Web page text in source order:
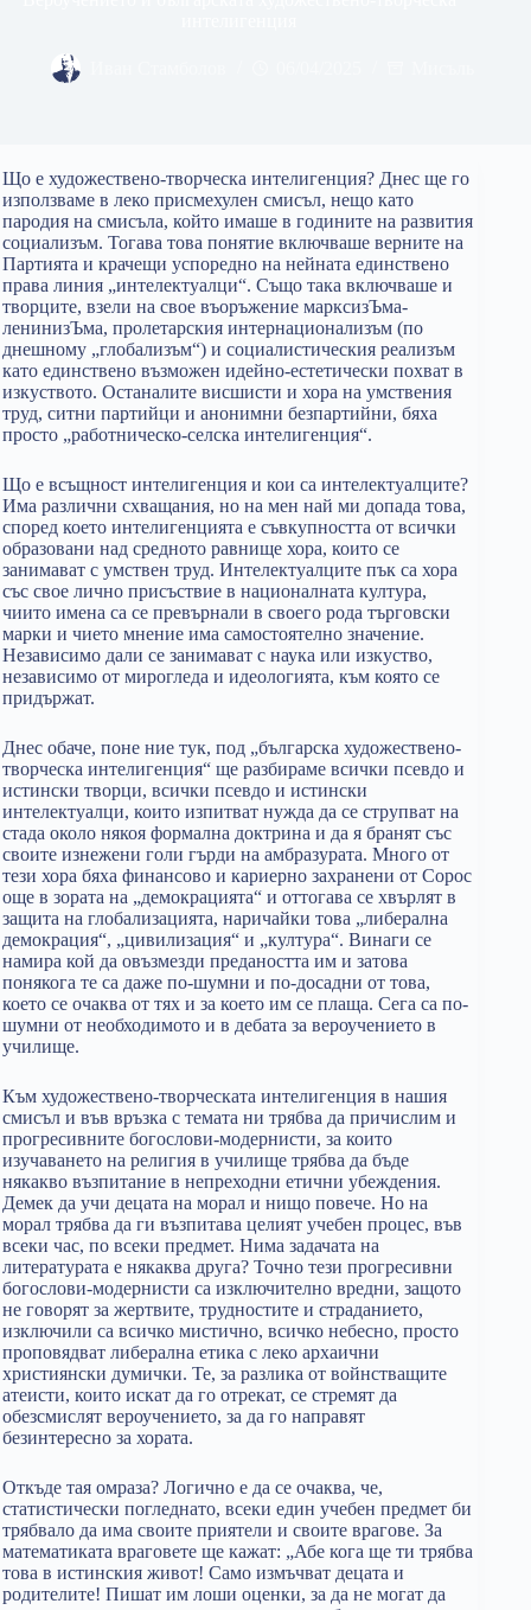
Що е художествено-творческа интелигенция? Днес ще го
използваме в леко присмехулен смисъл, нещо като
пародия на смисъла, който имаше в годините на развития
социализъм. Тогава това понятие включваше верните на
Партията и крачещи успоредно на нейната единствено
права линия „интелектуалци“. Също така включваше и
творците, взели на свое въоръжение марксизЪма-
ленинизЪма, пролетарския интернационализъм (по
днешному „глобализъм“) и социалистическия реализъм
като единствено възможен идейно-естетически похват в
изкуството. Останалите висшисти и хора на умствения
труд, ситни партийци и анонимни безпартийни, бяха
просто „работническо-селска интелигенция“.
Що е всъщност интелигенция и кои са интелектуалците?
Има различни схващания, но на мен най ми допада това,
според което интелигенцията е съвкупността от всички
образовани над средното равнище хора, които се
занимават с умствен труд. Интелектуалците пък са хора
със свое лично присъствие в националната култура,
чиито имена са се превърнали в своего рода търговски
марки и чието мнение има самостоятелно значение.
Независимо дали се занимават с наука или изкуство,
независимо от мирогледа и идеологията, към която се
придържат.
Днес обаче, поне ние тук, под „българска художествено-
творческа интелигенция“ ще разбираме всички псевдо и
истински творци, всички псевдо и истински
интелектуалци, които изпитват нужда да се струпват на
стада около някоя формална доктрина и да я бранят със
своите изнежени голи гърди на амбразурата. Много от
тези хора бяха финансово и кариерно захранени от Сорос
още в зората на „демокрацията“ и оттогава се хвърлят в
защита на глобализацията, наричайки това „либерална
демокрация“, „цивилизация“ и „култура“. Винаги се
намира кой да овъзмезди предаността им и затова
понякога те са даже по-шумни и по-досадни от това,
което се очаква от тях и за което им се плаща. Сега са по-
шумни от необходимото и в дебата за вероучението в
училище.
Към художествено-творческата интелигенция в нашия
смисъл и във връзка с темата ни трябва да причислим и
прогресивните богослови-модернисти, за които
изучаването на религия в училище трябва да бъде
някакво възпитание в непреходни етични убеждения.
Демек да учи децата на морал и нищо повече. Но на
морал трябва да ги възпитава целият учебен процес, във
всеки час, по всеки предмет. Нима задачата на
литературата е някаква друга? Точно тези прогресивни
богослови-модернисти са изключително вредни, защото
не говорят за жертвите, трудностите и страданието,
изключили са всичко мистично, всичко небесно, просто
проповядват либерална етика с леко архаични
християнски думички. Те, за разлика от войнстващите
атеисти, които искат да го отрекат, се стремят да
обезсмислят вероучението, за да го направят
безинтересно за хората.
Откъде тая омраза? Логично е да се очаква, че,
статистически погледнато, всеки един учебен предмет би
трябвало да има своите приятели и своите врагове. За
математиката враговете ще кажат: „Абе кога ще ти трябва
това в истинския живот! Само измъчват децата и
родителите! Пишат им лоши оценки, за да не могат да